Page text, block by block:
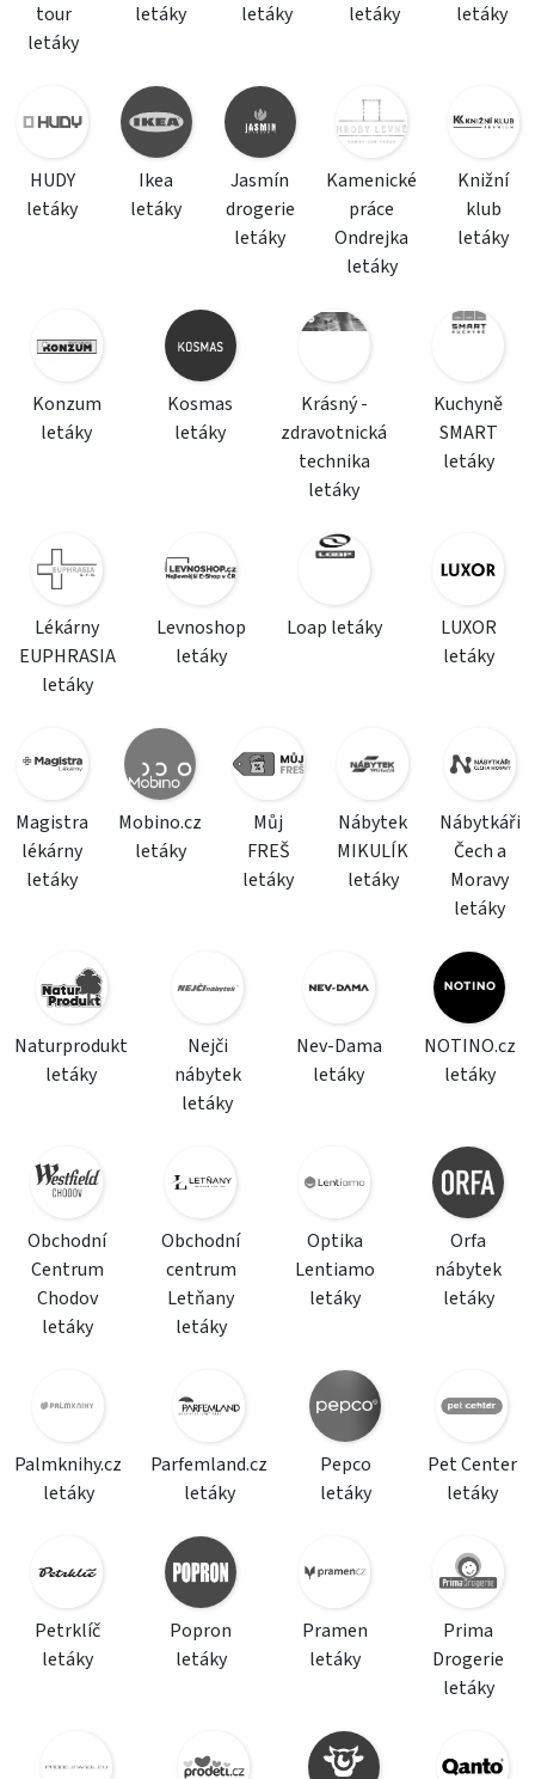
tour
letáky
letáky
letáky
letáky
letáky
HUDY
letáky
Ikea
letáky
Jasmín
drogerie
letáky
Kamenické
práce
Ondrejka
letáky
Knižní
klub
letáky
Konzum
letáky
Kosmas
letáky
Krásný -
zdravotnická
technika
letáky
Kuchyně
SMART
letáky
Lékárny
EUPHRASIA
letáky
Levnoshop
letáky
Loap letáky
LUXOR
letáky
Magistra
lékárny
letáky
Mobino.cz
letáky
Můj
FREŠ
letáky
Nábytek
MIKULÍK
letáky
Nábytkáři
Čech a
Moravy
letáky
Naturprodukt
letáky
Nejči
nábytek
letáky
Nev-Dama
letáky
NOTINO.cz
letáky
Obchodní
Centrum
Chodov
letáky
Obchodní
centrum
Letňany
letáky
Optika
Lentiamo
letáky
Orfa
nábytek
letáky
Palmknihy.cz
letáky
Parfemland.cz
letáky
Pepco
letáky
Pet Center
letáky
Petrklíč
letáky
Popron
letáky
Pramen
letáky
Prima
Drogerie
letáky